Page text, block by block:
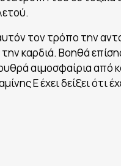
τον τρόπο την
καρδιά. Βοηθά
αιμοσφαίρια
Ε έχει δείξει ότι